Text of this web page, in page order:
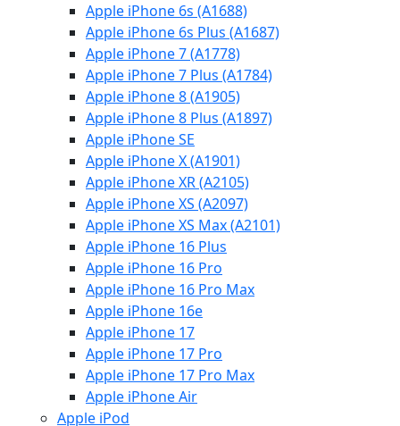
Apple iPhone 6s (A1688)
Apple iPhone 6s Plus (A1687)
Apple iPhone 7 (A1778)
Apple iPhone 7 Plus (A1784)
Apple iPhone 8 (A1905)
Apple iPhone 8 Plus (A1897)
Apple iPhone SE
Apple iPhone X (A1901)
Apple iPhone XR (A2105)
Apple iPhone XS (A2097)
Apple iPhone XS Max (A2101)
Apple iPhone 16 Plus
Apple iPhone 16 Pro
Apple iPhone 16 Pro Max
Apple iPhone 16e
Apple iPhone 17
Apple iPhone 17 Pro
Apple iPhone 17 Pro Max
Apple iPhone Air
Apple iPod